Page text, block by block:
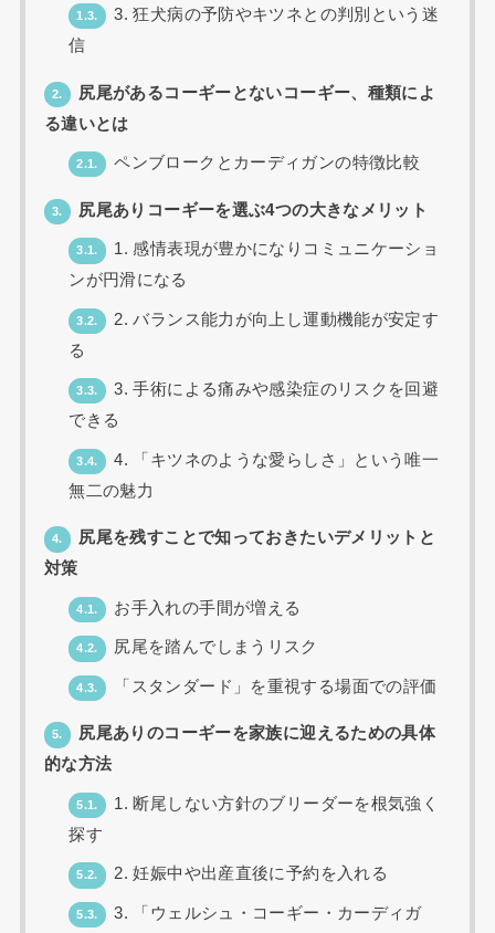
1.3.
3. 狂犬病の予防やキツネとの判別という迷
信
2.
尻尾があるコーギーとないコーギー、種類によ
る違いとは
2.1. ペンブロークとカーディガンの特徴比較
3. 尻尾ありコーギーを選ぶ4つの大きなメリット
3.1.
1. 感情表現が豊かになりコミュニケーショ
ンが円滑になる
3.2.
2. バランス能力が向上し運動機能が安定す
る
3.3.
3. 手術による痛みや感染症のリスクを回避
できる
3.4.
4. 「キツネのような愛らしさ」という唯一
無二の魅力
4.
尻尾を残すことで知っておきたいデメリットと
対策
4.1. お手入れの手間が増える
4.2. 尻尾を踏んでしまうリスク
4.3. 「スタンダード」を重視する場面での評価
5.
尻尾ありのコーギーを家族に迎えるための具体
的な方法
5.1.
1. 断尾しない方針のブリーダーを根気強く
探す
5.2. 2. 妊娠中や出産直後に予約を入れる
5.3.
3. 「ウェルシュ・コーギー・カーディガ